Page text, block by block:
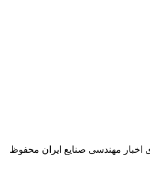
مهندسی صنایع ایران محفوظ